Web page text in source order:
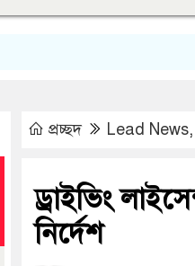
প্রচ্ছদ Lead News
ড্রাইভিং
নির্দেশ